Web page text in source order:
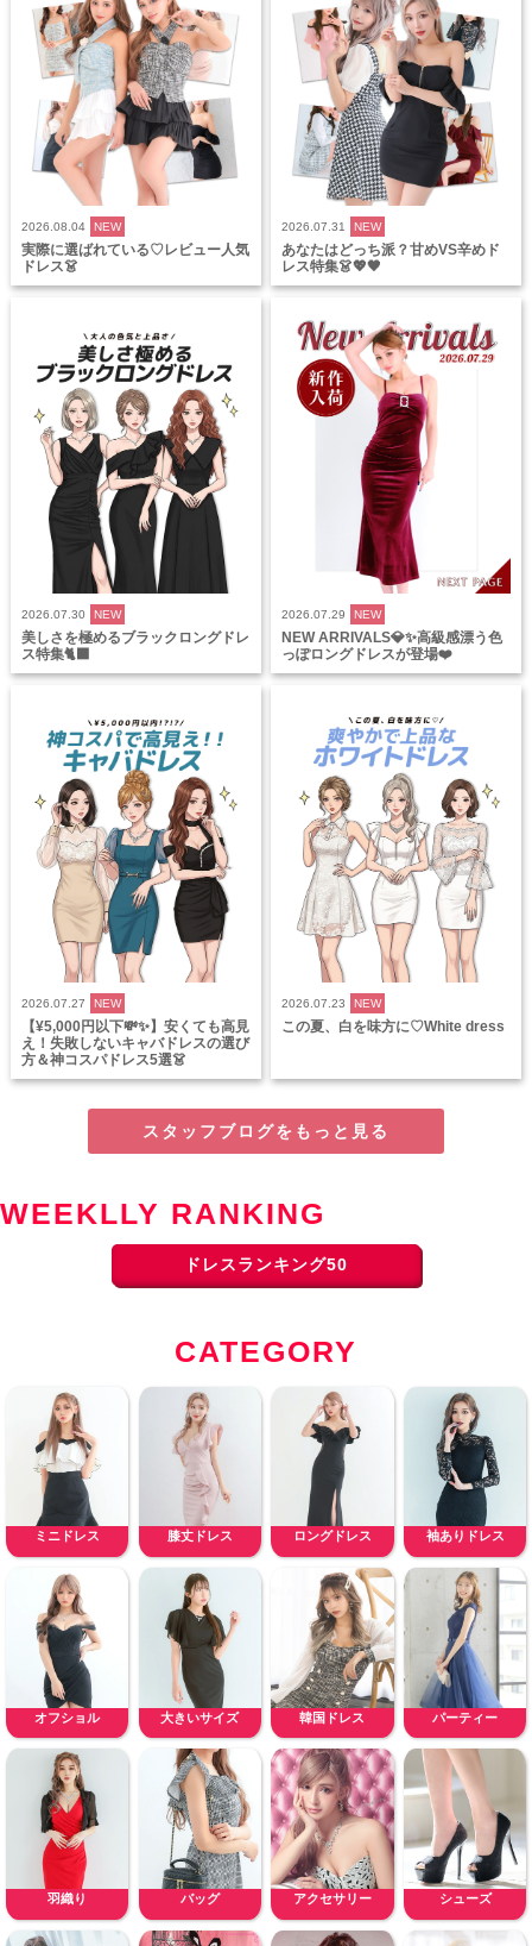
2026.08.04 NEW
実際に選ばれている♡レビュー人気
ドレス👗
2026.07.31 NEW
あなたはどっち派？甘めVS辛めド
レス特集👗💖🖤
2026.07.30 NEW
美しさを極めるブラックロングドレ
ス特集🐈‍⬛
2026.07.29 NEW
NEW ARRIVALS💎✨高級感漂う色
っぽロングドレスが登場❤️
2026.07.27 NEW
【¥5,000円以下💸✨】安くても高見
え！失敗しないキャバドレスの選び
方＆神コスパドレス5選👗
2026.07.23 NEW
この夏、白を味方に♡White dress
スタッフブログをもっと見る
WEEKLLY RANKING
ドレスランキング50
CATEGORY
ミニドレス 膝丈ドレス ロングドレス 袖ありドレス
オフショル 大きいサイズ 韓国ドレス パーティー
羽織り バッグ アクセサリー シューズ